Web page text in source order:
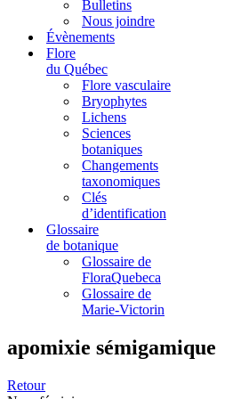
Bulletins
Nous joindre
Évènements
Flore
du Québec
Flore vasculaire
Bryophytes
Lichens
Sciences
botaniques
Changements
taxonomiques
Clés
d’identification
Glossaire
de botanique
Glossaire de
FloraQuebeca
Glossaire de
Marie-Victorin
apomixie sémigamique
Retour